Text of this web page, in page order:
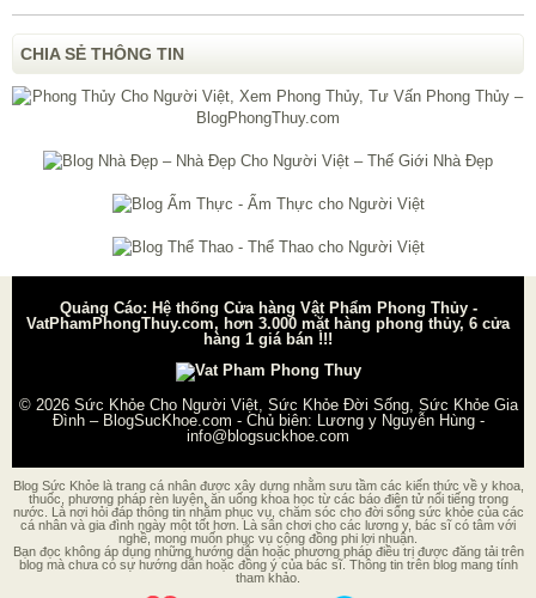
CHIA SẺ THÔNG TIN
Quảng Cáo: Hệ thống Cửa hàng Vật Phẩm Phong Thủy -
VatPhamPhongThuy.com, hơn 3.000 mặt hàng phong thủy, 6 cửa
hàng 1 giá bán !!!
© 2026 Sức Khỏe Cho Người Việt, Sức Khỏe Đời Sống, Sức Khỏe Gia
Đình – BlogSucKhoe.com - Chủ biên: Lương y Nguyễn Hùng-
info@blogsuckhoe.com
Blog Sức Khỏe là trang cá nhân được xây dựng nhằm sưu tầm các kiến thức về y khoa,
thuốc, phương pháp rèn luyện, ăn uống khoa học từ các báo điện tử nổi tiếng trong
nước. Là nơi hỏi đáp thông tin nhằm phục vụ, chăm sóc cho đời sống sức khỏe của các
cá nhân và gia đình ngày một tốt hơn. Là sân chơi cho các lương y, bác sĩ có tâm với
nghề, mong muốn phục vụ cộng đồng phi lợi nhuận.
Bạn đọc không áp dụng những hướng dẫn hoặc phương pháp điều trị được đăng tải trên
blog mà chưa có sự hướng dẫn hoặc đồng ý của bác sĩ. Thông tin trên blog mang tính
tham khảo.